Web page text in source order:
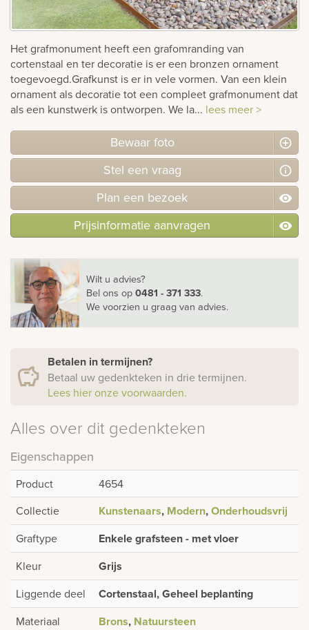
Het grafmonument heeft een grafomranding van
cortenstaal en ter decoratie is er een bronzen ornament
toegevoegd.Grafkunst is er in vele vormen. Van een klein
ornament als decoratie tot een compleet grafmonument dat
als een kunstwerk is ontworpen. We la... lees meer >
Bewaar foto
Stel een vraag
Plan een bezoek
Prijsinformatie aanvragen
Wilt u advies?
Bel ons op0481 - 371 333.
We voorzien u graag van advies.
Betalen in termijnen?
Betaal uw gedenkteken in drie termijnen.
Lees hier onze voorwaarden.
Alles over dit gedenkteken
Eigenschappen
Product
4654
Collectie
Kunstenaars, Modern,Onderhoudsvrij
Graftype Enkele grafsteen - met vloer
Kleur Grijs
Liggende deel Cortenstaal, Geheel beplanting
Materiaal Brons, Natuursteen